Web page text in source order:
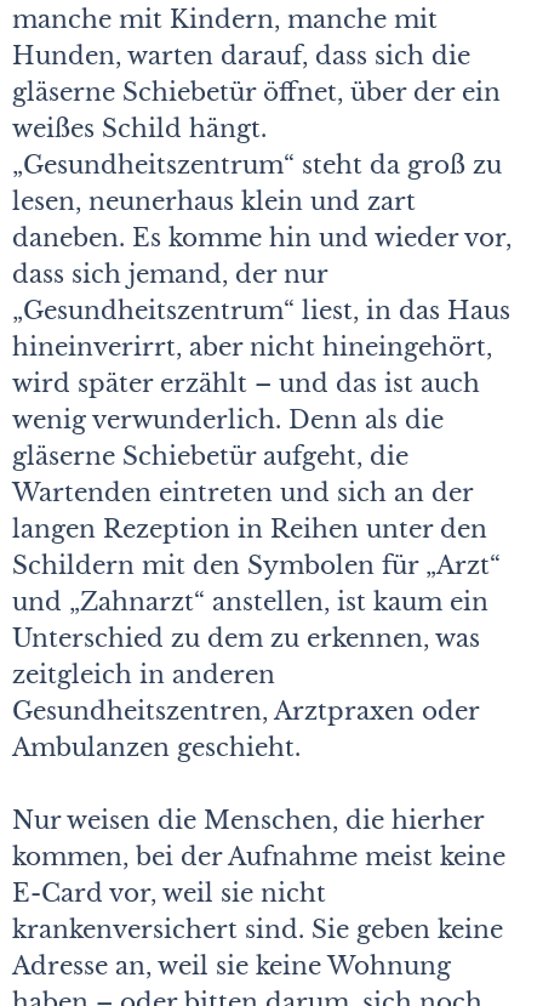
manche mit Kindern, manche mit
Hunden, warten darauf, dass sich die
gläserne Schiebetür öffnet, über der ein
weißes Schild hängt.
„Gesundheitszentrum“ steht da groß zu
lesen, neunerhaus klein und zart
daneben. Es komme hin und wieder vor,
dass sich jemand, der nur
„Gesundheitszentrum“ liest, in das Haus
hineinverirrt, aber nicht hineingehört,
wird später erzählt – und das ist auch
wenig verwunderlich. Denn als die
gläserne Schiebetür aufgeht, die
Wartenden eintreten und sich an der
langen Rezeption in Reihen unter den
Schildern mit den Symbolen für „Arzt“
und „Zahnarzt“ anstellen, ist kaum ein
Unterschied zu dem zu erkennen, was
zeitgleich in anderen
Gesundheitszentren, Arztpraxen oder
Ambulanzen geschieht.
Nur weisen die Menschen, die hierher
kommen, bei der Aufnahme meist keine
E-Card vor, weil sie nicht
krankenversichert sind. Sie geben keine
Adresse an, weil sie keine Wohnung